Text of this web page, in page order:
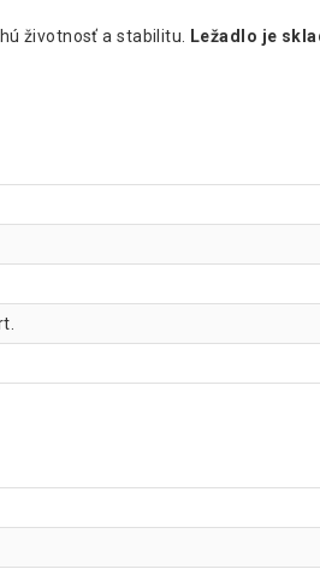
životnosť a stabilitu. Ležadlo je